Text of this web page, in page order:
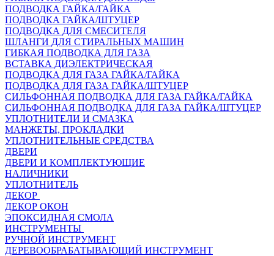
ПОДВОДКА ГАЙКА/ГАЙКА
ПОДВОДКА ГАЙКА/ШТУЦЕР
ПОДВОДКА ДЛЯ СМЕСИТЕЛЯ
ШЛАНГИ ДЛЯ СТИРАЛЬНЫХ МАШИН
ГИБКАЯ ПОДВОДКА ДЛЯ ГАЗА
ВСТАВКА ДИЭЛЕКТРИЧЕСКАЯ
ПОДВОДКА ДЛЯ ГАЗА ГАЙКА/ГАЙКА
ПОДВОДКА ДЛЯ ГАЗА ГАЙКА/ШТУЦЕР
СИЛЬФОННАЯ ПОДВОДКА ДЛЯ ГАЗА ГАЙКА/ГАЙКА
СИЛЬФОННАЯ ПОДВОДКА ДЛЯ ГАЗА ГАЙКА/ШТУЦЕР
УПЛОТНИТЕЛИ И СМАЗКА
МАНЖЕТЫ, ПРОКЛАДКИ
УПЛОТНИТЕЛЬНЫЕ СРЕДСТВА
ДВЕРИ
ДВЕРИ И КОМПЛЕКТУЮЩИЕ
НАЛИЧНИКИ
УПЛОТНИТЕЛЬ
ДЕКОР
ДЕКОР ОКОН
ЭПОКСИДНАЯ СМОЛА
ИНСТРУМЕНТЫ
РУЧНОЙ ИНСТРУМЕНТ
ДЕРЕВООБРАБАТЫВАЮЩИЙ ИНСТРУМЕНТ